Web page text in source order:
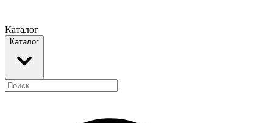
Каталог
Каталог